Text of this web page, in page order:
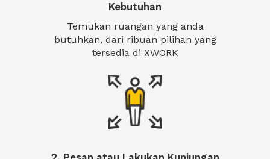
Kebutuhan
Temukan ruangan yang anda
butuhkan, dari ribuan pilihan yang
tersedia di XWORK